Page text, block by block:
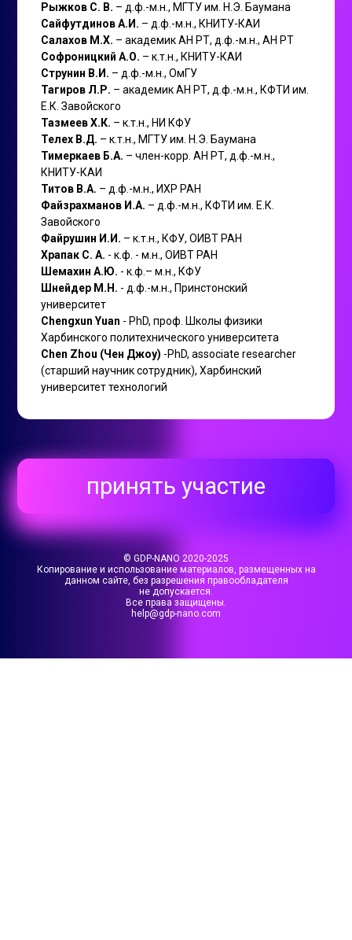
Рыжков С. В. – д.ф.-м.н., МГТУ им. Н.Э. Баумана
Сайфутдинов А.И. – д.ф.-м.н., КНИТУ-КАИ
Салахов М.Х. – академик АН РТ, д.ф.-м.н., АН РТ
Софроницкий А.О. – к.т.н., КНИТУ-КАИ
Струнин В.И. – д.ф.-м.н., ОмГУ
Тагиров Л.Р. – академик АН РТ, д.ф.-м.н., КФТИ им.
Е.К. Завойского
Тазмеев Х.К. – к.т.н., НИ КФУ
Телех В.Д. – к.т.н., МГТУ им. Н.Э. Баумана
Тимеркаев Б.А. – член-корр. АН РТ, д.ф.-м.н.,
КНИТУ-КАИ
Титов В.А. – д.ф.-м.н., ИХР РАН
Файзрахманов И.А. – д.ф.-м.н., КФТИ им. Е.К.
Завойского
Файрушин И.И. – к.т.н., КФУ, ОИВТ РАН
Храпак С. А. - к.ф. - м.н., ОИВТ РАН
Шемахин А.Ю. - к.ф.– м.н., КФУ
Шнейдер М.Н. - д.ф.-м.н., Принстонский
университет
Chengxun Yuan - PhD, проф. Школы физики
Харбинского политехнического университета
Chen Zhou (Чен Джоу) -PhD, associate researcher
(старший научник сотрудник), Харбинский
университет технологий
принять участие
© GDP-NANO 2020-2025
Копирование и использование материалов, размещенных на
данном сайте, без разрешения правообладателя
не допускается.
Все права защищены.
help@gdp-nano.com